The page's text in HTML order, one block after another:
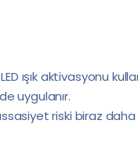
aktivasyonu
uygulanır.
riski biraz